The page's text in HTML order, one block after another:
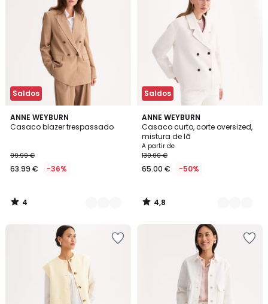
Saldos
ANNE WEYBURN
Casaco blazer trespassado
99.99 €
63.99 € -36%
4
/
2
Cores
4
/
Saldos
ANNE WEYBURN
Casaco curto, corte oversized,
mistura de lã
A partir de
130.00 €
65.00 € -50%
4,8
/ 5
2
Cores
4,8
/